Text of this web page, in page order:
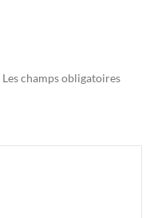
Les champs obligatoires